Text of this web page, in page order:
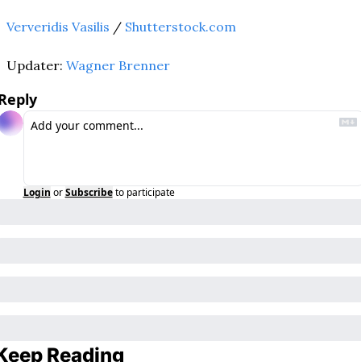
Ververidis Vasilis / Shutterstock.com
Updater: Wagner Brenner
Login or Subscribe to participate
Reading